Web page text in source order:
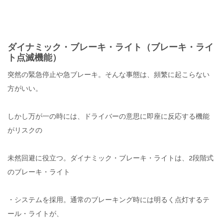
ダイナミック・ブレーキ・ライト（ブレーキ・ライ
ト点滅機能）
突然の緊急停止や急ブレーキ。そんな事態は、頻繁に起こらない
方がいい。
しかし万が一の時には、ドライバーの意思に即座に反応する機能
がリスクの
未然回避に役立つ。ダイナミック・ブレーキ・ライトは、2段階式
のブレーキ・ライト
・システムを採用。通常のブレーキング時には明るく点灯するテ
ール・ライトが、